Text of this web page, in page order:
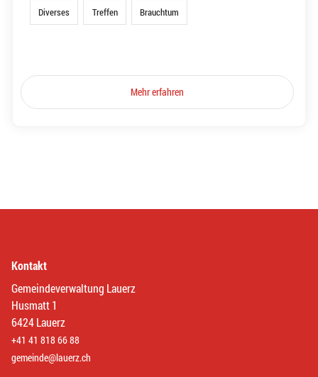
Diverses Treffen Brauchtum
Mehr erfahren
Kontakt
Gemeindeverwaltung Lauerz
Husmatt 1
6424 Lauerz
+41 41 818 66 88
gemeinde@lauerz.ch